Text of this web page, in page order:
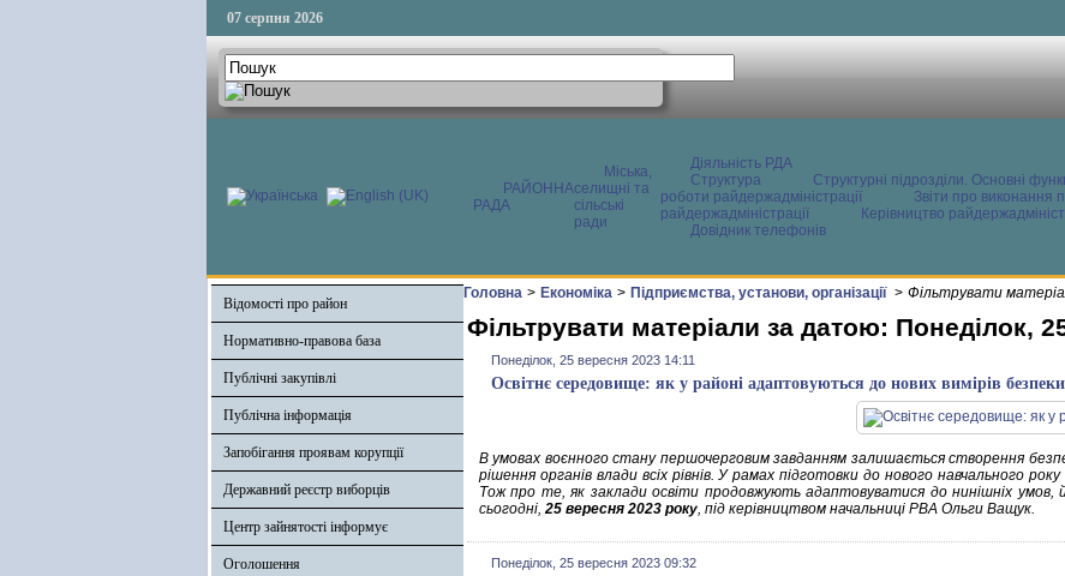
07 серпня 2026
РАЙОННА
РАДА
Міська,
селищні та
сільські
ради
Діяльність РДА
Структура
Структурні підрозділи. Основні
роботи райдержадміністрації
Звіти про виконання
райдержадміністрації
Керівництво
Довідник телефонів
Відомості про район
Нормативно-правова база
Публічні закупівлі
Публічна інформація
Запобігання проявам корупції
Державний реєстр виборців
Центр зайнятості інформує
Оголошення
Головна > Економіка > Підприємства, установи, організації > Фільтрувати
Фільтрувати матеріали за датою: Понеділок,
Понеділок, 25 вересня 2023 14:11
Освітнє середовище: як у районі адаптовуються до нових вимірів безпеки
В умовах воєнного стану першочерговим завданням залишається створення
рішення органів влади всіх рівнів. У рамах підготовки до нового навчального
Тож про те, як заклади освіти продовжують адаптовуватися до нинішніх умов,
сьогодні,25 вересня 2023 року, під керівництвом начальниці РВА Ольги Ващук.
Понеділок, 25 вересня 2023 09:32